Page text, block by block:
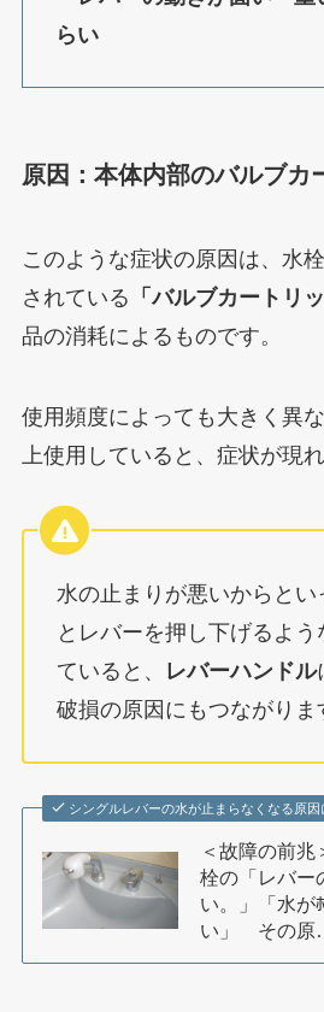
らい
原因：本体内部のバルブカ
このような症状の原因は、水
されている 「バルブカートリッ
品の消耗によるものです。
使用頻度によっても大きく異
上使用していると、症状が現れ
水の止まりが悪いからとい
とレバーを押し下げるよ
ていると、
レバーハンドル
破損の原因にもつながりま
シングルレバーの水が止まらなくなる原因
＜故障の前兆
栓の「レバー
い。」「水が
い」 その原